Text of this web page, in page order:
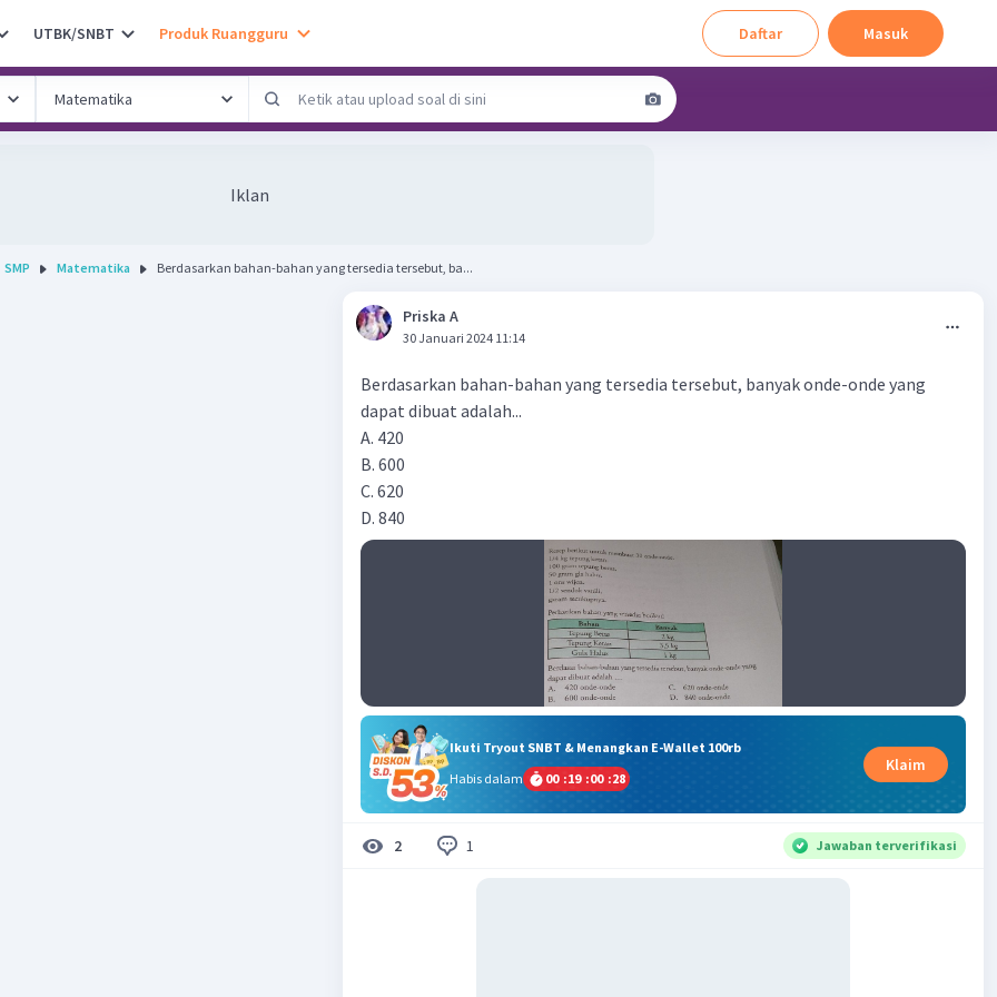
UTBK/SNBT Produk Ruangguru Daftar Masuk
Iklan
SMP Matematika Berdasarkan bahan-bahan yang tersedia tersebut, ba...
Priska A
30 Januari 2024 11:14
Berdasarkan bahan-bahan yang tersedia tersebut, banyak onde-onde yang
dapat dibuat adalah...
A. 420
B. 600
C. 620
D. 840
Ikuti Tryout SNBT & Menangkan E-Wallet 100rb
Habis dalam
00 :19 :00 :27
Klaim
2 1 Jawaban terverifikasi